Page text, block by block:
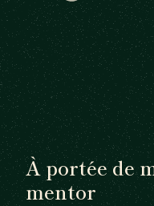
À portée de
mentor